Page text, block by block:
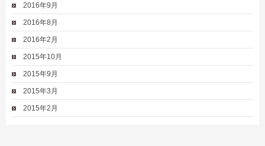
2016年9月
2016年8月
2016年2月
2015年10月
2015年9月
2015年3月
2015年2月